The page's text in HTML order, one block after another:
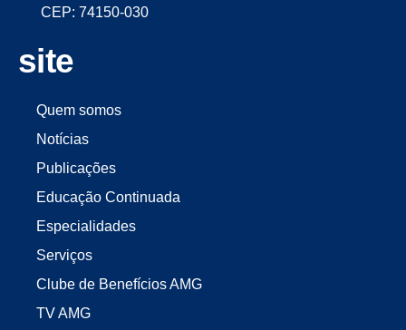
CEP: 74150-030
site
Quem somos
Notícias
Publicações
Educação Continuada
Especialidades
Serviços
Clube de Benefícios AMG
TV AMG